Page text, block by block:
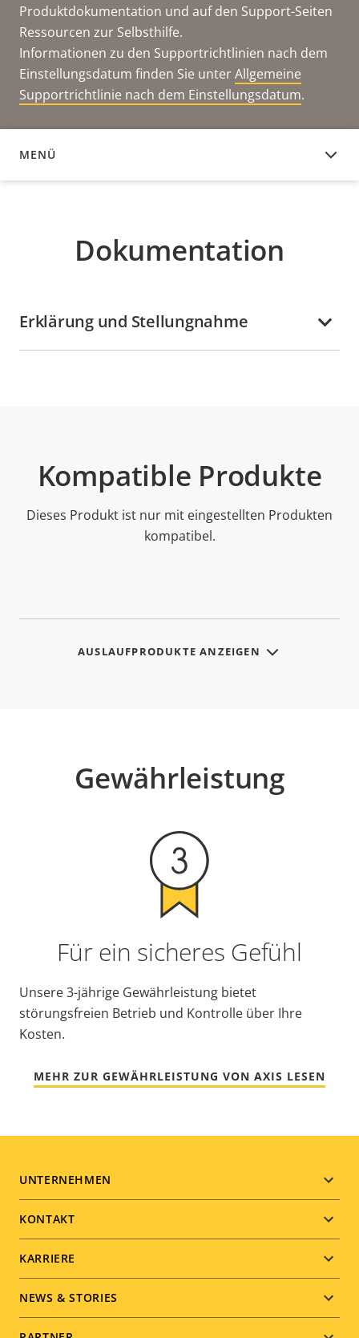
Produktdokumentation und auf den Support-Seiten
Ressourcen zur Selbsthilfe.
Informationen zu den Supportrichtlinien nach dem
Einstellungsdatum finden Sie unterAllgemeine
Supportrichtlinie nach dem Einstellungsdatum.
MENÜ
DOKUMENTATION
Dokumentation
Erklärung und Stellungnahme
Kompatible Produkte
Dieses Produkt ist nur mit eingestellten Produkten
kompatibel.
AUSLAUFPRODUKTE ANZEIGEN
Gewährleistung
Für ein sicheres Gefühl
Unsere 3-jährige Gewährleistung bietet
störungsfreien Betrieb und Kontrolle über Ihre
Kosten.
MEHR ZUR GEWÄHRLEISTUNG VON AXIS LESEN
Footer
menu
UNTERNEHMEN
KONTAKT
KARRIERE
NEWS & STORIES